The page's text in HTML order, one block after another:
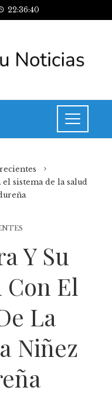
22:36:40
sistema de la salud
Y Su
El
La
Niñez